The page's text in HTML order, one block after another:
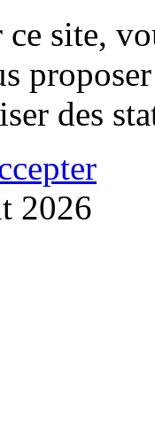
site,
des
2026